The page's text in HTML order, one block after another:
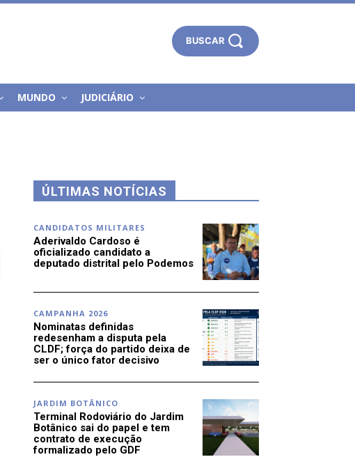
BUSCAR
MUNDO JUDICIÁRIO
ÚLTIMAS NOTÍCIAS
CANDIDATOS MILITARES
Aderivaldo Cardoso é
oficializado candidato a
deputado distrital pelo Podemos
CAMPANHA 2026
Nominatas definidas
redesenham a disputa pela
CLDF; força do partido deixa de
ser o único fator decisivo
JARDIM BOTÂNICO
Terminal Rodoviário do Jardim
Botânico sai do papel e tem
contrato de execução
formalizado pelo GDF